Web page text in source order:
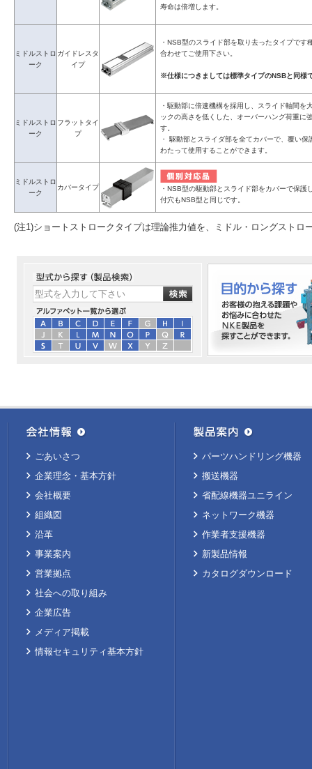
寿命は倍増します。
ミドルストロ
ーク
ガイドレスタ
イプ
・NSB型のスライド部を取り去ったタイプです
合わせてご使用下さい。
※仕様につきましては標準タイプのNSBと同様
ミドルストロ
ーク
フラットタイ
プ
・駆動部に倍速機構を採用し、スライド軸間を
ックの高さを低くした、オーバーハング荷重に
す。
・ 駆動部とスライダ部を全てカバーで、覆い
わたって使用することができます。
ミドルストロ
ーク
カバータイプ
・NSB型の駆動部とスライド部をカバーで保護
付穴もNSB型と同じです。
(注1)ショートストロークタイプは理論推力値を、ミドル・ロングストロ
ごあいさつ
企業理念・基本方針
会社概要
組織図
沿革
事業案内
営業拠点
社会への取り組み
企業広告
メディア掲載
情報セキュリティ基本方針
パーツハンドリング機器
搬送機器
省配線機器ユニライン
ネットワーク機器
作業者支援機器
新製品情報
カタログダウンロード